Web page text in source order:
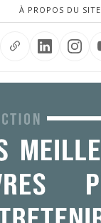
À PROPOS DU SITE